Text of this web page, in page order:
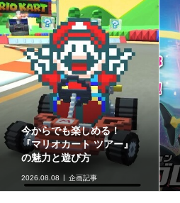
ゲームフリーク公式チャ
ンネルにて『ぽこ あ ポケ
モン』開発エピソード...
2026.08.07 ニュース